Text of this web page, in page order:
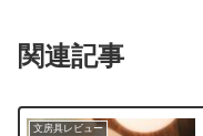
関連記事
文房具レビュー